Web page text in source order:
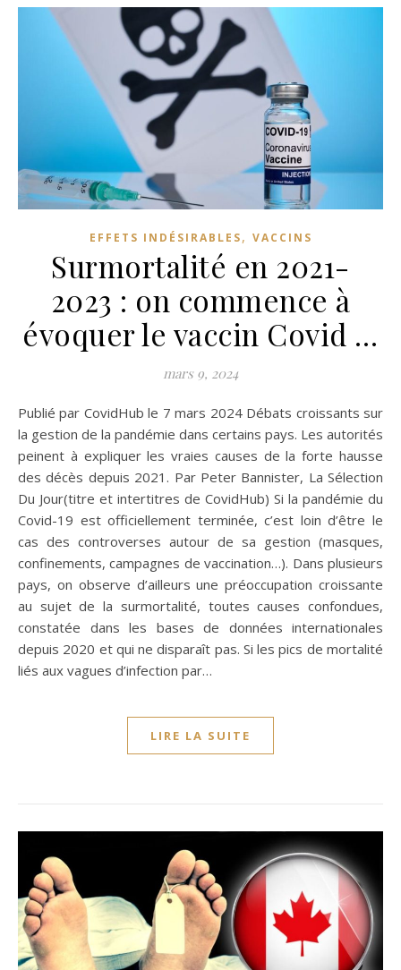
EFFETS INDÉSIRABLES, VACCINS
Surmortalité en 2021-
2023 : on commence à
évoquer le vaccin Covid …
mars 9, 2024
Publié par CovidHub le 7 mars 2024 Débats croissants sur
la gestion de la pandémie dans certains pays. Les autorités
peinent à expliquer les vraies causes de la forte hausse
des décès depuis 2021. Par Peter Bannister, La Sélection
Du Jour(titre et intertitres de CovidHub) Si la pandémie du
Covid-19 est officiellement terminée, c’est loin d’être le
cas des controverses autour de sa gestion (masques,
confinements, campagnes de vaccination…). Dans plusieurs
pays, on observe d’ailleurs une préoccupation croissante
au sujet de la surmortalité, toutes causes confondues,
constatée dans les bases de données internationales
depuis 2020 et qui ne disparaît pas. Si les pics de mortalité
liés aux vagues d’infection par…
LIRE LA SUITE